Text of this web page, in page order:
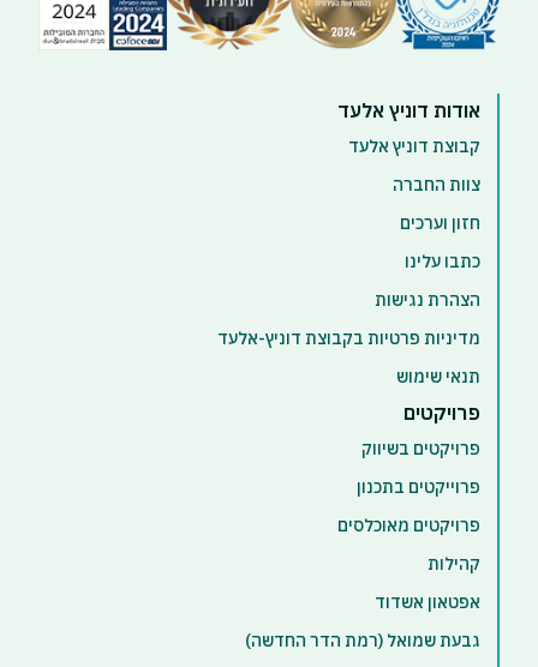
אודות דוניץ אלעד
קבוצת דוניץ אלעד
צוות החברה
חזון וערכים
כתבו עלינו
הצהרת נגישות
מדיניות פרטיות בקבוצת דוניץ-אלעד
תנאי שימוש
פרויקטים
פרויקטים בשיווק
פרוייקטים בתכנון
פרויקטים מאוכלסים
קהילות
אפטאון אשדוד
גבעת שמואל (רמת הדר החדשה)